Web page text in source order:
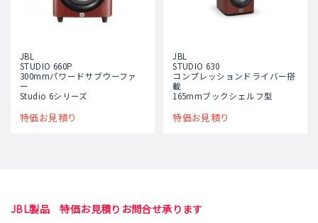
JBL
STUDIO 660P
300mmパワードサブウーファ
ー
Studio 6シリーズ
特価お見積り
JBL
STUDIO 630
コンプレッションドライバー搭
載
165mmブックシェルフ型
特価お見積り
JBL製品 特価お見積りお問合せ承ります